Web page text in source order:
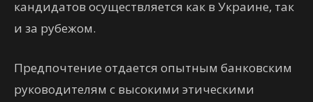
кандидатов осуществляется как в Украине, так
и за рубежом.
Предпочтение отдается опытным банковским
руководителям с высокими этическими